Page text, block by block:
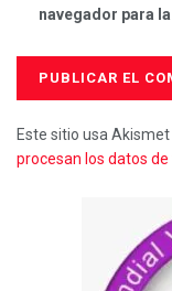
navegador para
Este sitio usa
procesan los datos